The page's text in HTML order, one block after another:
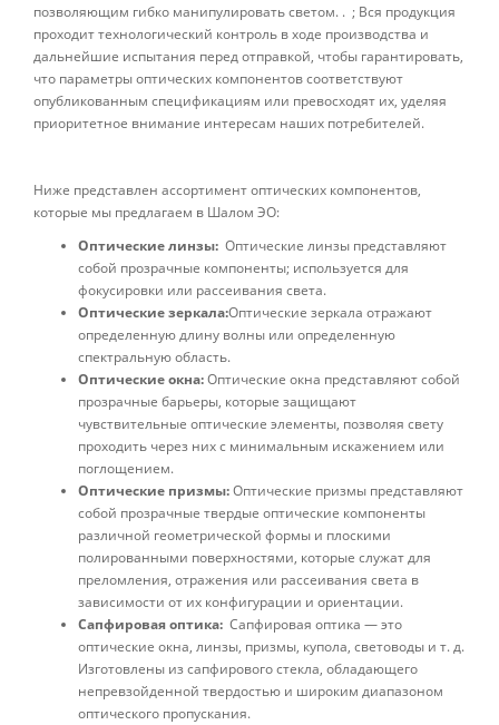
позволяющим гибко манипулировать светом. . ; Вся продукция
проходит технологический контроль в ходе производства и
дальнейшие испытания перед отправкой, чтобы гарантировать,
что параметры оптических компонентов соответствуют
опубликованным спецификациям или превосходят их, уделяя
приоритетное внимание интересам наших потребителей.
Ниже представлен ассортимент оптических компонентов,
которые мы предлагаем в Шалом ЭО:
Оптические линзы: Оптические линзы представляют
собой прозрачные компоненты; используется для
фокусировки или рассеивания света.
Оптические зеркала:Оптические зеркала отражают
определенную длину волны или определенную
спектральную область.
Оптические окна:Оптические окна представляют собой
прозрачные барьеры, которые защищают
чувствительные оптические элементы, позволяя свету
проходить через них с минимальным искажением или
поглощением.
Оптические призмы:Оптические призмы представляют
собой прозрачные твердые оптические компоненты
различной геометрической формы и плоскими
полированными поверхностями, которые служат для
преломления, отражения или рассеивания света в
зависимости от их конфигурации и ориентации.
Сапфировая оптика: Сапфировая оптика — это
оптические окна, линзы, призмы, купола, световоды и т. д.
Изготовлены из сапфирового стекла, обладающего
непревзойденной твердостью и широким диапазоном
оптического пропускания.